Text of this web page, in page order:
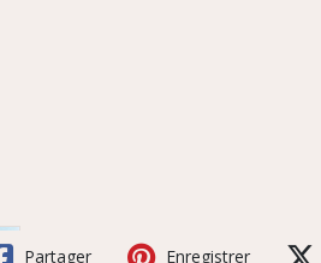
Partager Enregistrer